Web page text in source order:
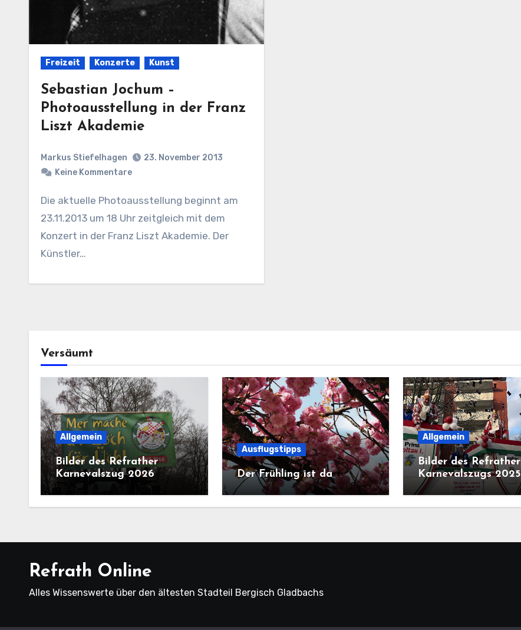
Freizeit Konzerte Kunst
Sebastian Jochum –
Photoausstellung in der Franz
Liszt Akademie
Markus Stiefelhagen
23. November 2013
Keine Kommentare
Die aktuelle Photoausstellung beginnt am
23.11.2013 um 18 Uhr zeitgleich mit dem
Konzert in der Franz Liszt Akademie. Der
Künstler…
Versäumt
Allgemein
Bilder des Refrather
Karnevalszug 2026
Ausflugstipps
Der Frühling ist da
Allgemein
Bilder des Refrather
Karnevalszugs 2025
Refrath Online
Alles Wissenswerte über den ältesten Stadteil Bergisch Gladbachs